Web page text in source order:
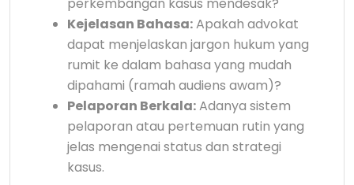
Kejelasan Bahasa:Apakah advokat
dapat menjelaskan jargon hukum yang
rumit ke dalam bahasa yang mudah
dipahami (ramah audiens awam)?
Pelaporan Berkala:Adanya sistem
pelaporan atau pertemuan rutin yang
jelas mengenai status dan strategi
kasus.